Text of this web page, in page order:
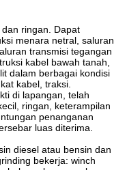
ringan. Dapat
menara netral, saluran
transmisi tegangan
kabel bawah tanah,
dalam berbagai kondisi
kabel, traksi.
di lapangan, telah
ringan, keterampilan
penanganan
luas diterima.
diesel atau bensin dan
bekerja: winch